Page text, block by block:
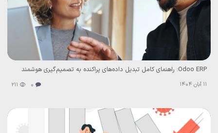
Odoo ERP: راهنمای کامل تبدیل داده‌های پراکنده به تصمیم‌گیری هوشمند
11 آبان 1404 0
211